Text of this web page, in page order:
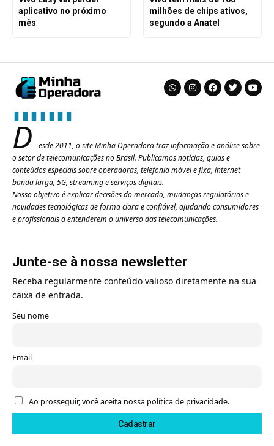
aplicativo no próximo
mês
milhões de chips ativos,
segundo a Anatel
D
esde 2011, o site Minha Operadora traz informação e análise sobre
o setor de telecomunicações no Brasil. Publicamos notícias, guias e
conteúdos especiais sobre operadoras, telefonia móvel e fixa, internet
banda larga, 5G, streaming e serviços digitais.
Nosso objetivo é explicar decisões do mercado, mudanças regulatórias e
novidades tecnológicas de forma clara e confiável, ajudando consumidores
e profissionais a entenderem o universo das telecomunicações.
Junte-se à nossa newsletter
Receba regularmente conteúdo valioso diretamente na sua
caixa de entrada.
Seu nome
Email
Ao prosseguir, você aceita nossa política de privacidade.